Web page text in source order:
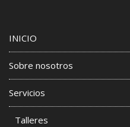
INICIO
Sobre nosotros
Servicios
Talleres